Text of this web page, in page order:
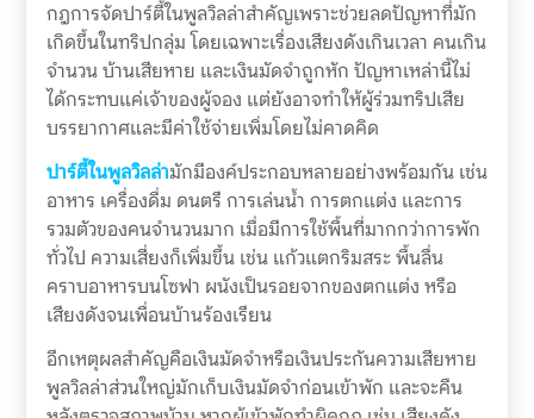
กฎการจัดปาร์ตี้ในพูลวิลล่าสำคัญเพราะช่วยลดปัญหาที่มัก
เกิดขึ้นในทริปกลุ่ม โดยเฉพาะเรื่องเสียงดังเกินเวลา คนเกิน
จำนวน บ้านเสียหาย และเงินมัดจำถูกหัก ปัญหาเหล่านี้ไม่
ได้กระทบแค่เจ้าของผู้จอง แต่ยังอาจทำให้ผู้ร่วมทริปเสีย
บรรยากาศและมีค่าใช้จ่ายเพิ่มโดยไม่คาดคิด
ปาร์ตี้ในพูลวิลล่ามักมีองค์ประกอบหลายอย่างพร้อมกัน เช่น
อาหาร เครื่องดื่ม ดนตรี การเล่นน้ำ การตกแต่ง และการ
รวมตัวของคนจำนวนมาก เมื่อมีการใช้พื้นที่มากกว่าการพัก
ทั่วไป ความเสี่ยงก็เพิ่มขึ้น เช่น แก้วแตกริมสระ พื้นลื่น
คราบอาหารบนโซฟา ผนังเป็นรอยจากของตกแต่ง หรือ
เสียงดังจนเพื่อนบ้านร้องเรียน
อีกเหตุผลสำคัญคือเงินมัดจำหรือเงินประกันความเสียหาย
พูลวิลล่าส่วนใหญ่มักเก็บเงินมัดจำก่อนเข้าพัก และจะคืน